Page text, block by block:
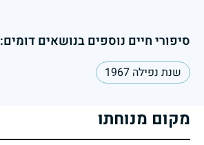
סיפורי חיים נוספים בנושאים דומים:
שנת נפילה 1967
מקום מנוחתו